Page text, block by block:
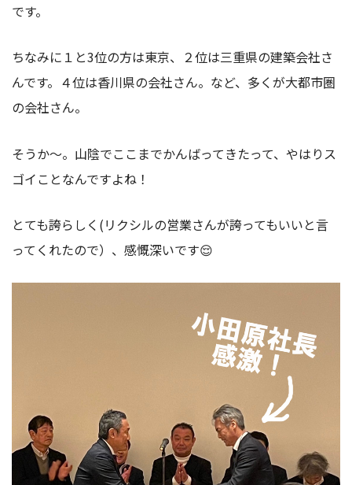
です。
ちなみに１と3位の方は東京、２位は三重県の建築会社さ
んです。４位は香川県の会社さん。など、多くが大都市圏
の会社さん。
そうか～。山陰でここまでかんばってきたって、やはりス
ゴイことなんですよね！
とても誇らしく(リクシルの営業さんが誇ってもいいと言
ってくれたので）、感慨深いです😌